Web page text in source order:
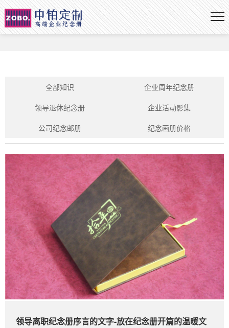
全部知识
企业周年纪念册
领导退休纪念册
企业活动影集
公司纪念邮册
纪念画册价格
领导离职纪念册序言的文字-放在纪念册开篇的温暖文